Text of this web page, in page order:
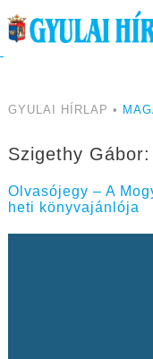
GYULAI HÍRLAP •
Szigethy
Olvasójegy – A
heti könyvajánlója